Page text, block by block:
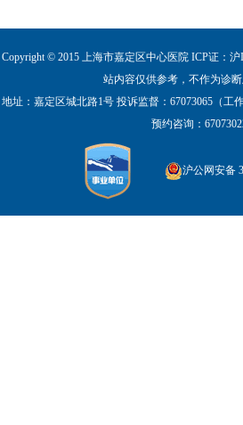
Copyright © 2015 上海市嘉定区中心医院 ICP证： 沪
站内容仅供参考，不作为诊
地址：嘉定区城北路1号 投诉监督：67073065（工
预约咨询：
沪公网安备